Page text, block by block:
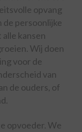
opvang
de persoonlijke
kansen
Wij doen
voor de
van
de ouders, of
opvoeder. We